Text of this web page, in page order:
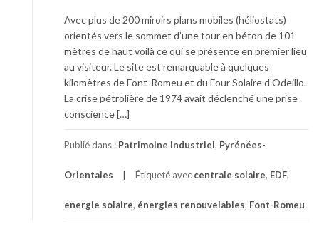
Avec plus de 200 miroirs plans mobiles (héliostats)
orientés vers le sommet d’une tour en béton de 101
mètres de haut voilà ce qui se présente en premier lieu
au visiteur. Le site est remarquable à quelques
kilomètres de Font-Romeu et du Four Solaire d’Odeillo.
La crise pétrolière de 1974 avait déclenché une prise
conscience […]
Publié dans : Patrimoine industriel, Pyrénées-
Orientales Étiqueté avec centrale solaire, EDF,
energie solaire, énergies renouvelables, Font-Romeu